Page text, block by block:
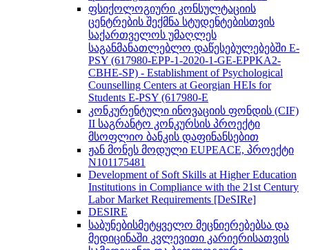
ფსიქოლოგიური კონსულტაციის
ცენტრების შექმნა სტუდენტებისთვის
საქართველოს უმაღლეს
საგანმანათლებლო დაწესებულებებში E-
PSY (617980-EPP-1-2020-1-GE-EPPKA2-
CBHE-SP) - Establishment of Psychological
Counselling Centers at Georgian HEIs for
Students E-PSY (617980-E
კონკურენტული ინოვაციის ფონდის (CIF)
II საგრანტო კონკურსის პროექტი
მსოფლიო ბანკის დაფინანსებით
ჟან მონეს მოდული EUPEACE, პროექტი
N101175481
Development of Soft Skills at Higher Education
Institutions in Compliance with the 21st Century
Labor Market Requirements [DeSIRe]
DESIRE
საბუნებისმეტყველო მეცნიერებებსა და
მედიცინაში კვლევითი კარიერისათვის